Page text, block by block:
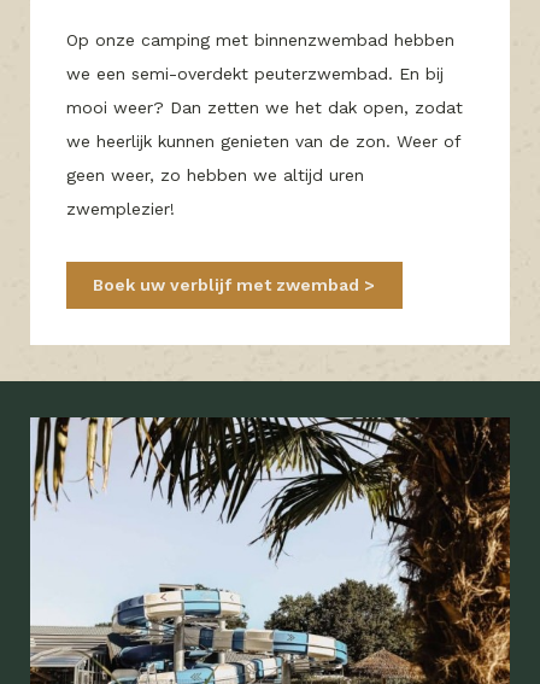
Op onze camping met binnenzwembad hebben
we een semi-overdekt peuterzwembad. En bij
mooi weer? Dan zetten we het dak open, zodat
we heerlijk kunnen genieten van de zon. Weer of
geen weer, zo hebben we altijd uren
zwemplezier!
Boek uw verblijf met zwembad